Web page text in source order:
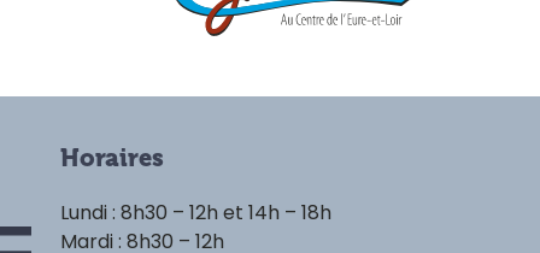
Horaires
Lundi : 8h30 – 12h et 14h – 18h
Mardi : 8h30 – 12h